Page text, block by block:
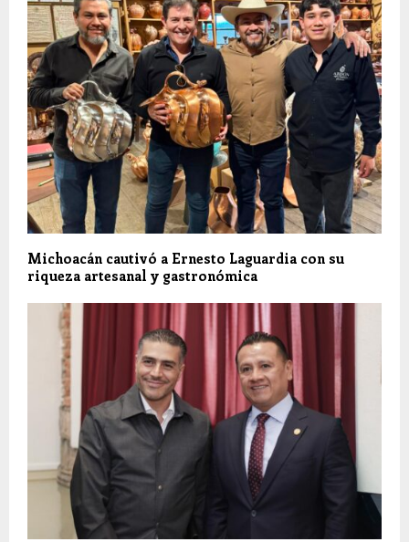
Michoacán cautivó a Ernesto Laguardia con su
riqueza artesanal y gastronómica